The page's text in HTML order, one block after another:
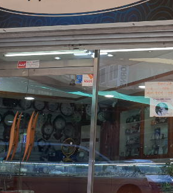
윤하네건어물
식품
032-468-6024
구월로276번길 29